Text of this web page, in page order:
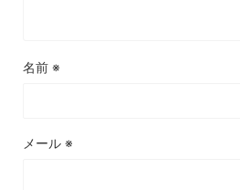
名前 ※
メール ※